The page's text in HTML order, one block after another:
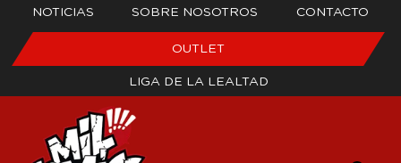
NOTICIAS SOBRE NOSOTROS CONTACTO
OUTLET
LIGA DE LA LEALTAD